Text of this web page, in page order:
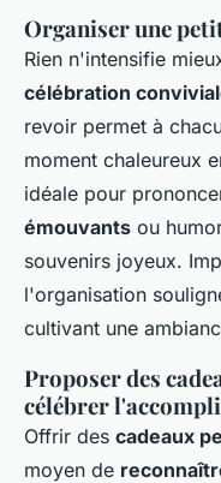
Organiser une
Rien n'intensifie
célébration
revoir permet à
moment chaleureux
idéale pour
émouvants ou
souvenirs joyeux.
l'organisation
cultivant une
Proposer des
célébrer
Offrir des cadeaux
moyen de